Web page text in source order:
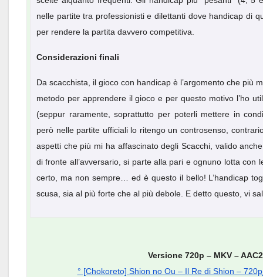
nelle partite tra professionisti e dilettanti dove handicap di
per rendere la partita davvero competitiva.
Considerazioni finali
Da scacchista, il gioco con handicap è l’argomento che più
metodo per apprendere il gioco e per questo motivo l’ho
(seppur raramente, soprattutto per poterli mettere in
però nelle partite ufficiali lo ritengo un controsenso,
aspetti che più mi ha affascinato degli Scacchi, valido
di fronte all’avversario, si parte alla pari e ognuno lotta con
certo, ma non sempre… ed è questo il bello! L’handicap
scusa, sia al più forte che al più debole. E detto questo, vi
Versione 720p – MKV –
° [Chokoreto] Shion no Ou – Il Re di Shion –